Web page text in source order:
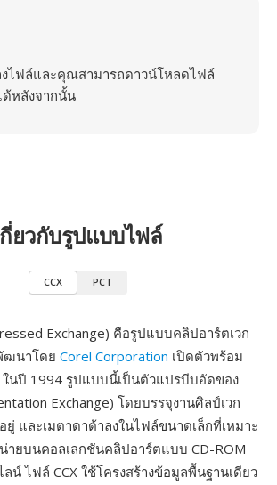
ไฟล์และคุณสามารถดาวน์โหลดไฟล์
หลังจากนั้น
กี่ยวกับรูปแบบไฟล์
CCX PCT
Exchange) คือรูปแบบคลิปอาร์ตเวก
ฒนาโดย Corel Corporation เปิดตัวพร้อม
ในปี 1994 รูปแบบนี้เป็นตัวแปรบีบอัดของ
Exchange) โดยบรรจุงานศิลป์เวก
และเมตาดาต้าลงในไฟล์ขนาดเล็กที่เหมาะ
ายบนคอลเลกชันคลิปอาร์ตแบบ CD-ROM
น์ ไฟล์ CCX ใช้โครงสร้างข้อมูลพื้นฐานเดียว